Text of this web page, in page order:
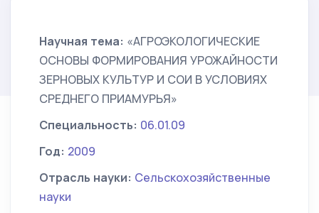
Научная тема: «АГРОЭКОЛОГИЧЕСКИЕ
ОСНОВЫ ФОРМИРОВАНИЯ УРОЖАЙНОСТИ
ЗЕРНОВЫХ КУЛЬТУР И СОИ В УСЛОВИЯХ
СРЕДНЕГО ПРИАМУРЬЯ»
Специальность: 06.01.09
Год: 2009
Отрасль науки: Сельскохозяйственные
науки